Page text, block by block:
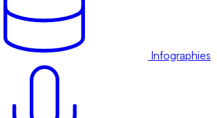
Infographies